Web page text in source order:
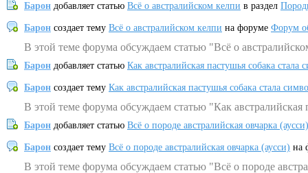
Барон добавляет статью Всё о австралийском келпи в раздел
Барон создает тему Всё о австралийском келпи на форуме Форум
В этой теме форума обсуждаем статью "Всё о
Барон добавляет статью Как австралийская пастушья собака
Барон создает тему Как австралийская пастушья собака стала
В этой теме форума обсуждаем статью "Как
Барон добавляет статью Всё о породе австралийская овчарка (аусси)
Барон создает тему Всё о породе австралийская овчарка (аусси) на
В этой теме форума обсуждаем статью "Всё о породе